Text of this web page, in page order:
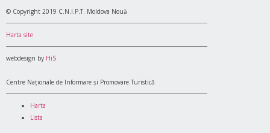
© Copyright 2019 C.N.I.P.T. Moldova Nouă
Harta site
webdesign by HiS
Centre Naționale de Informare și Promovare Turistică
Harta
Lista